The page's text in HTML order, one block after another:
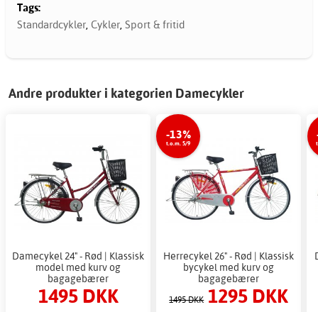
Tags:
Standardcykler Cykler Sport & fritid
Andre produkter i kategorien Damecykler
Damecykel 24" - Rød | Klassisk
model med kurv og
bagagebærer
1495 DKK
-13%
t.o.m. 5/9
Herrecykel 26" - Rød | Klassisk
bycykel med kurv og
bagagebærer
1495 DKK 1295 DKK